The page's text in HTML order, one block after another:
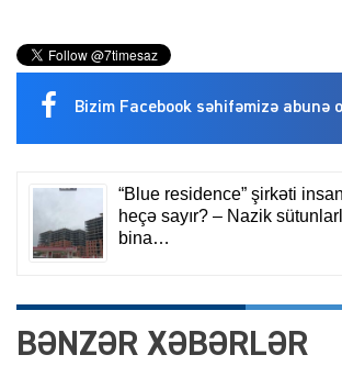
Bizim Facebook səhifəmizə abunə
BƏNZƏR XƏBƏRLƏR